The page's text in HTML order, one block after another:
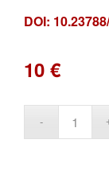
DOI:
10 €